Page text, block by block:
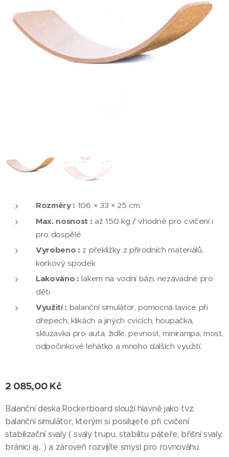
Rozměry : 106 × 33 × 25 cm
Max. nosnost : až 150 kg / vhodné pro cvičení i
pro dospělé
Vyrobeno : z překližky z přírodních materiálů,
korkový spodek
Lakováno : lakem na vodní bázi, nezávadné pro
děti
Využití : balanční simulátor, pomocná lavice při
dřepech, klikách a jiných cvicích, houpačka,
skluzavka pro auta, židle, pevnost, minirampa, most,
odpočinkové lehátko a mnoho dalších využití.
2 085,00Kč
Balanční deska Rockerboard slouží hlavně jako tvz.
balanční simulátor, kterým si posilujete při cvičení
stabilizační svaly ( svaly trupu, stabilitu páteře, břišní svaly,
bránici aj.. ) a zároveň rozvíjíte smysl pro rovnováhu.